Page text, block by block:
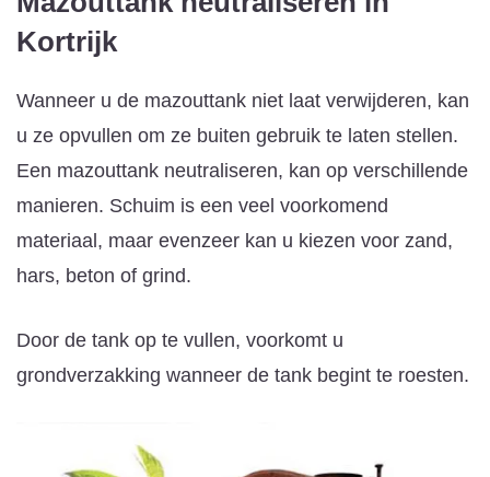
Kortrijk
Wanneer u de mazouttank niet laat verwijderen, kan
u ze opvullen om ze buiten gebruik te laten stellen.
Een mazouttank neutraliseren, kan op verschillende
manieren. Schuim is een veel voorkomend
materiaal, maar evenzeer kan u kiezen voor zand,
hars, beton of grind.
Door de tank op te vullen, voorkomt u
grondverzakking wanneer de tank begint te roesten.